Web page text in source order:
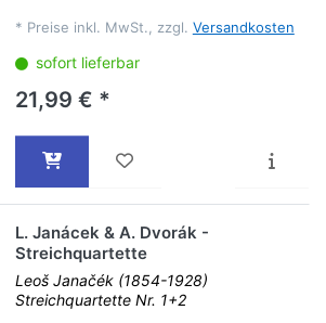
* Preise inkl. MwSt., zzgl. Versandkosten
sofort lieferbar
21,99 € *
L. Janácek & A. Dvorák -
Streichquartette
Leoš Janačék (1854-1928)
Streichquartette Nr. 1+2